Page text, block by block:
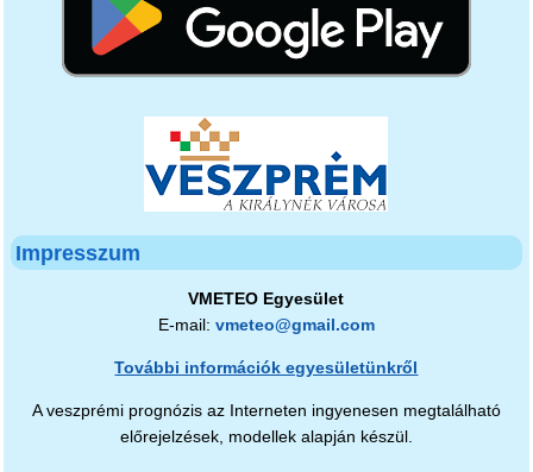
Impresszum
VMETEO Egyesület
E-mail: vmeteo@gmail.com
További információk egyesületünkről
A veszprémi prognózis az Interneten ingyenesen megtalálható
előrejelzések, modellek alapján készül.